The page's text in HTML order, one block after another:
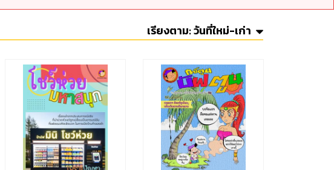
เรียงตาม:วันที่ใหม่-เก่า